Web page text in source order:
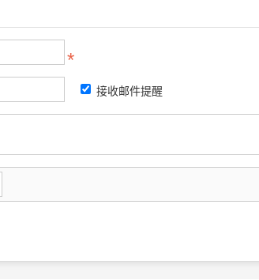
接收邮件提醒